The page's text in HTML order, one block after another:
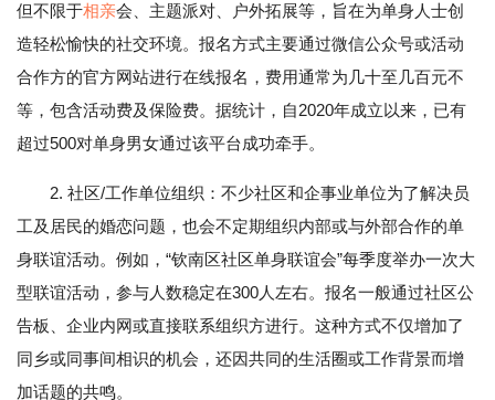
但不限于相亲会、主题派对、户外拓展等，旨在为单身人士创
造轻松愉快的社交环境。报名方式主要通过微信公众号或活动
合作方的官方网站进行在线报名，费用通常为几十至几百元不
等，包含活动费及保险费。据统计，自2020年成立以来，已有
超过500对单身男女通过该平台成功牵手。
2. 社区/工作单位组织：不少社区和企事业单位为了解决员
工及居民的婚恋问题，也会不定期组织内部或与外部合作的单
身联谊活动。例如，“钦南区社区单身联谊会”每季度举办一次大
型联谊活动，参与人数稳定在300人左右。报名一般通过社区公
告板、企业内网或直接联系组织方进行。这种方式不仅增加了
同乡或同事间相识的机会，还因共同的生活圈或工作背景而增
加话题的共鸣。